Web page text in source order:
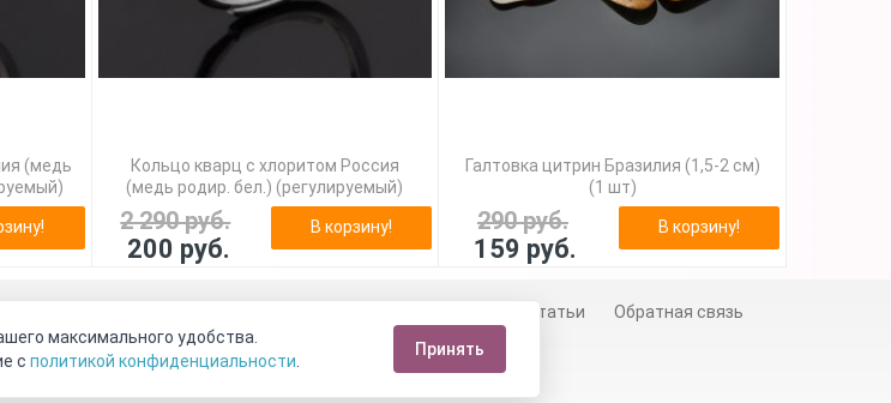
(медь
Кольцо кварц с хлоритом Россия
(медь родир. бел.) (регулируемый)
2 290 руб.
200 руб.
В корзину!
Галтовка цитрин Бразилия (1,5-2 см)
(1 шт)
290 руб.
159 руб.
В корзину!
Статьи
Обратная связь
Телеграм Max
максимального удобства.
с политикой конфиденциальности
Принять